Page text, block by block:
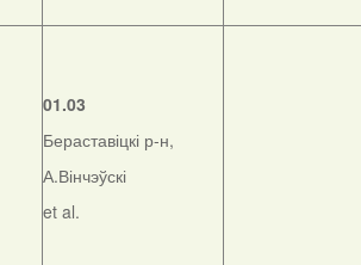
01.03
Бераставіцкі р-н,
А.Вінчэўскі
et al.